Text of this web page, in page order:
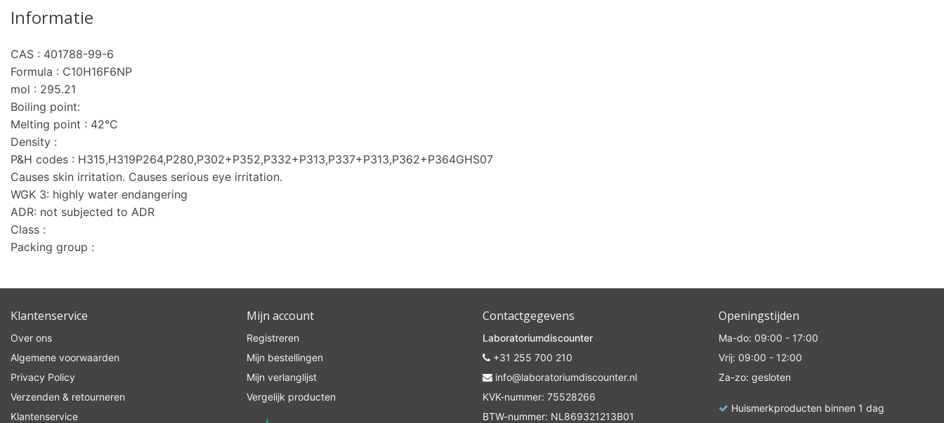
Informatie
CAS : 401788-99-6
Formula : C10H16F6NP
mol : 295.21
Boiling point:
Melting point : 42°C
Density :
P&H codes : H315,H319P264,P280,P302+P352,P332+P313,P337+P313,P362+P364GHS07
Causes skin irritation. Causes serious eye irritation.
WGK 3: highly water endangering
ADR: not subjected to ADR
Class :
Packing group :
Klantenservice
Over ons
Algemene voorwaarden
Privacy Policy
Verzenden & retourneren
Klantenservice
Mijn account
Registreren
Mijn bestellingen
Mijn verlanglijst
Vergelijk producten
Contactgegevens
Laboratoriumdiscounter
+31 255 700 210
info@laboratoriumdiscounter.nl
KVK-nummer: 75528266
BTW-nummer: NL869321213B01
Openingstijden
Ma-do: 09:00 - 17:00
Vrij: 09:00 - 12:00
Za-zo: gesloten
Huismerkproducten binnen 1 dag